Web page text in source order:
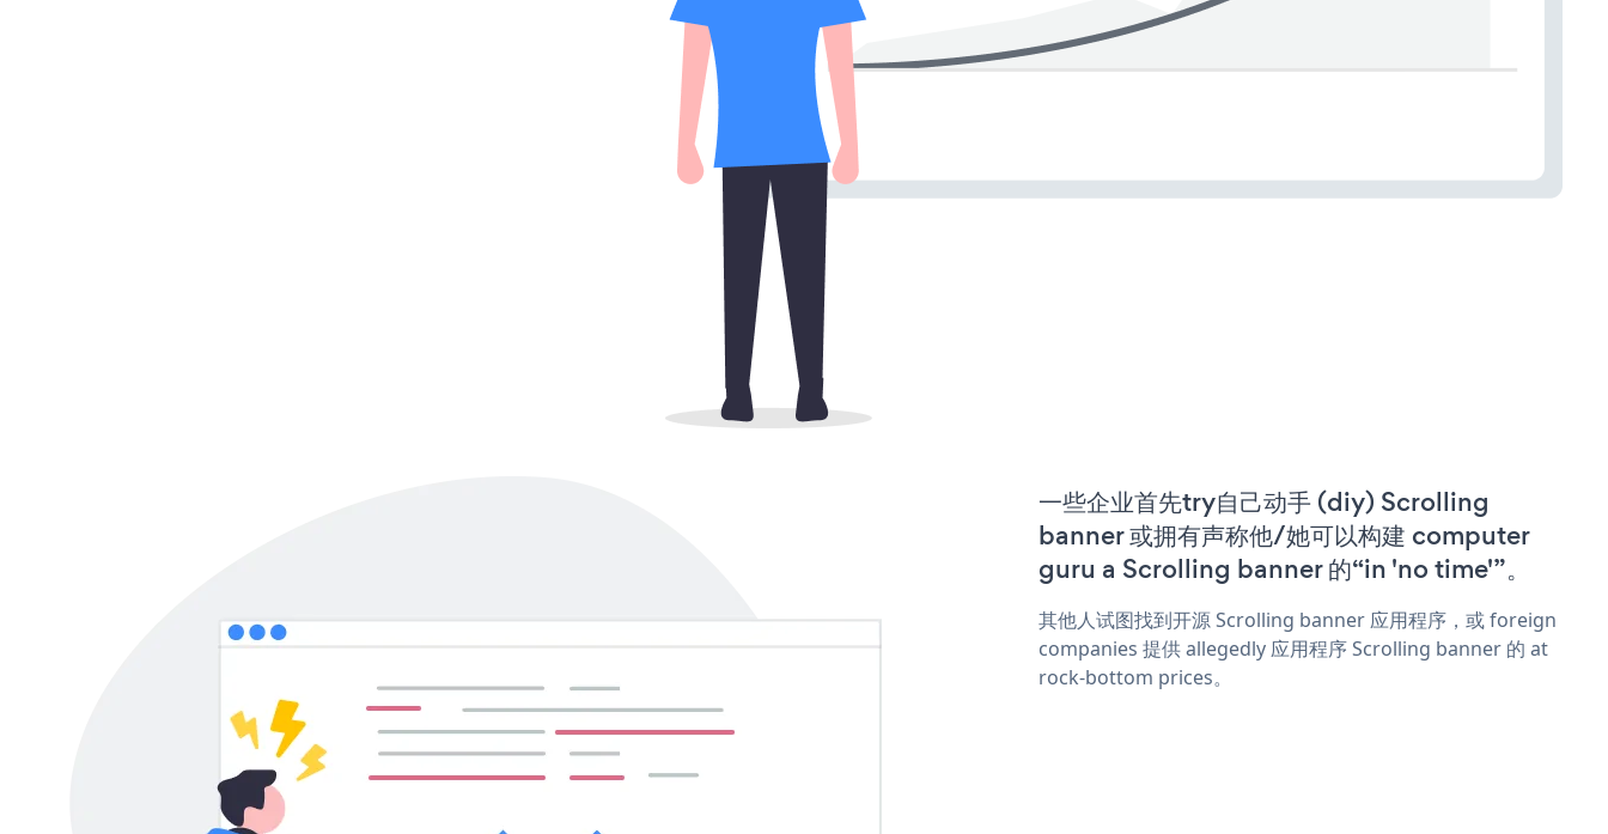
一些企业首先try自己动手 (diy) Scrolling
banner 或拥有声称他/她可以构建 computer
guru a Scrolling banner 的“in 'no time'”。
其他人试图找到开源 Scrolling banner 应用程序，或 foreign
companies 提供 allegedly 应用程序 Scrolling banner 的 at
rock-bottom prices。